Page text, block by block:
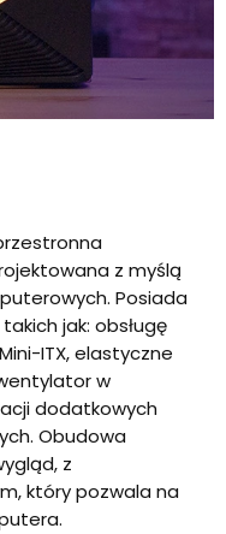
z myślą
Posiada
jak: obsługę
ITX, elastyczne
w
dodatkowych
Obudowa
z
który pozwala na